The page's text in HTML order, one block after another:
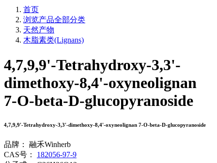
首页
浏览产品全部分类
天然产物
木脂素类(Lignans)
4,7,9,9'-Tetrahydroxy-3,3'-
dimethoxy-8,4'-oxyneolignan
7-O-beta-D-glucopyranoside
4,7,9,9'-Tetrahydroxy-3,3'-dimethoxy-8,4'-oxyneolignan 7-O-beta-D-glucopyranoside
品牌：
融禾Winherb
CAS号：
182056-97-9